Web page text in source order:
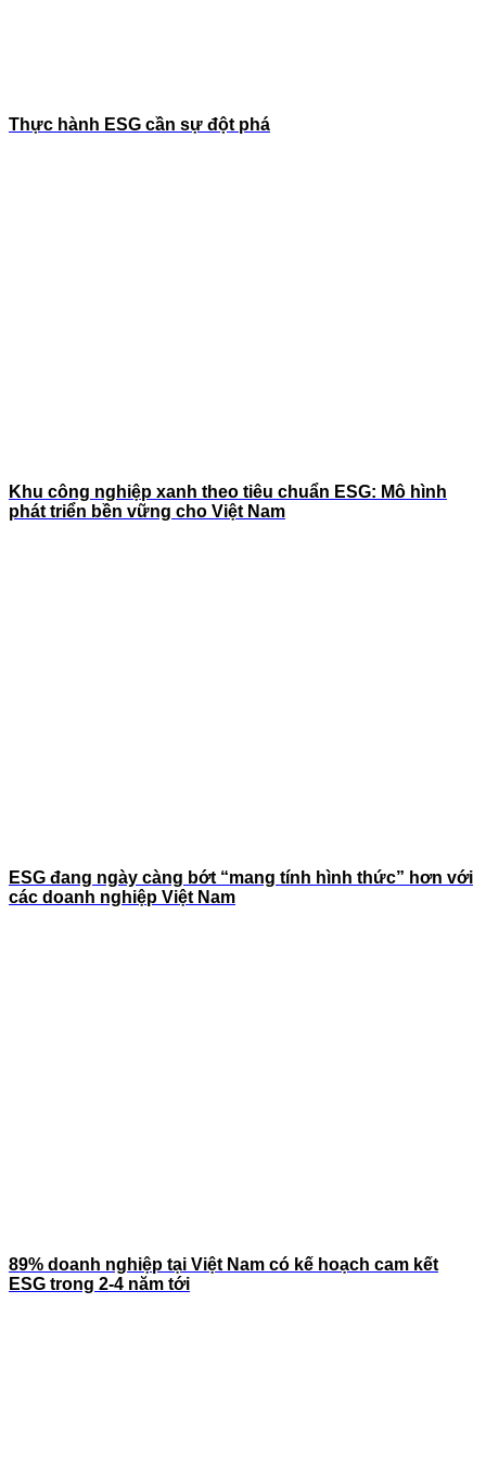
Thực hành ESG cần sự đột phá
Khu công nghiệp xanh theo tiêu chuẩn ESG: Mô hình
phát triển bền vững cho Việt Nam
ESG đang ngày càng bớt “mang tính hình thức” hơn với
các doanh nghiệp Việt Nam
89% doanh nghiệp tại Việt Nam có kế hoạch cam kết
ESG trong 2-4 năm tới